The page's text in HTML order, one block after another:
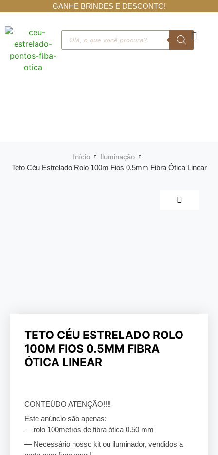
GANHE BRINDES E DESCONTO!
Início
Iluminação
Teto Céu Estrelado Rolo 100m Fios 0.5mm Fibra Ótica Linear
TETO CÉU ESTRELADO ROLO
100M FIOS 0.5MM FIBRA
ÓTICA LINEAR
CONTEÚDO ATENÇÃO!!!!
Este anúncio são apenas:
— rolo 100metros de fibra ótica 0.50 mm
— Necessário nosso kit ou iluminador, vendidos a